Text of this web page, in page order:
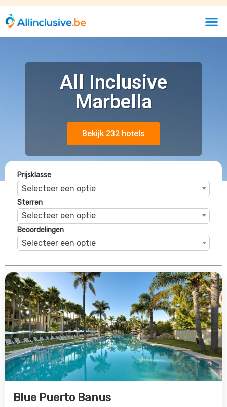
Selecteer een optie
Sterren
Selecteer een optie
Selecteer een optie
Blue Puerto Banus
Marbella, Andalusie, Spanje
4.0
€626
Bekijk Deal